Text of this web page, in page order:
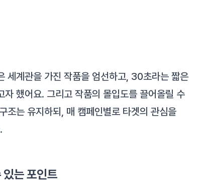
세계관을 가진 작품을 엄선하고, 30초라는 짧은
했어요. 그리고 작품의 몰입도를 끌어올릴 수
조는 유지하되, 매 캠페인별로 타겟의 관심을
있는 포인트